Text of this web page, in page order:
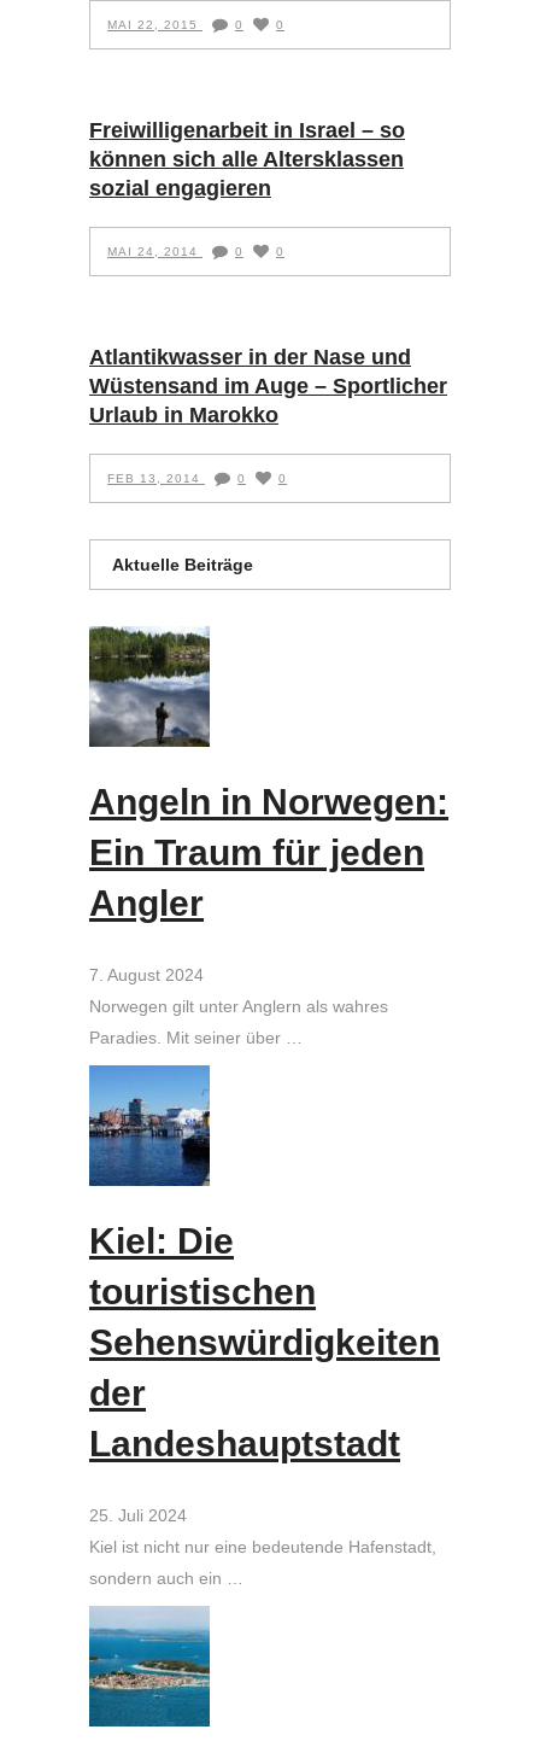
MAI 22, 2015 0 0
Freiwilligenarbeit in Israel – so
können sich alle Altersklassen
sozial engagieren
MAI 24, 2014 0 0
Atlantikwasser in der Nase und
Wüstensand im Auge – Sportlicher
Urlaub in Marokko
FEB 13, 2014 0 0
Aktuelle Beiträge
Angeln in Norwegen:
Ein Traum für jeden
Angler
7. August 2024
Norwegen gilt unter Anglern als wahres
Paradies. Mit seiner über …
Kiel: Die
touristischen
Sehenswürdigkeiten
der
Landeshauptstadt
25. Juli 2024
Kiel ist nicht nur eine bedeutende Hafenstadt,
sondern auch ein …